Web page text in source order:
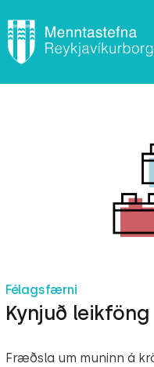
Félagsfærni
Kynjuð leikföng
Fræðsla um muninn á